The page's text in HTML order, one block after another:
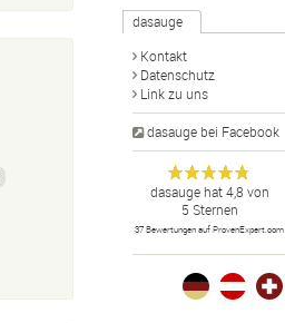
dasauge
Kontakt
Datenschutz
Link zu uns
dasauge bei Facebook
dasauge
Designer,
Fotografen,
Agenturen,
Portfolios
und Jobs.
Anonym
dasaugehat4,8 von
5 Sternen
37 Bewertungen auf ProvenExpert.com